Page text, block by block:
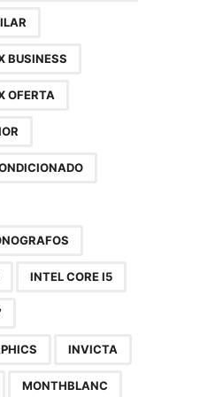
BUSINESS
OFERTA
INTEL CORE I5
INVICTA
MONTHBLANC